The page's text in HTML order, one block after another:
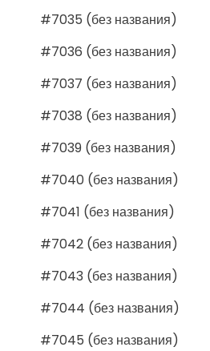
#7035 (без названия)
#7036 (без названия)
#7037 (без названия)
#7038 (без названия)
#7039 (без названия)
#7040 (без названия)
#7041 (без названия)
#7042 (без названия)
#7043 (без названия)
#7044 (без названия)
#7045 (без названия)